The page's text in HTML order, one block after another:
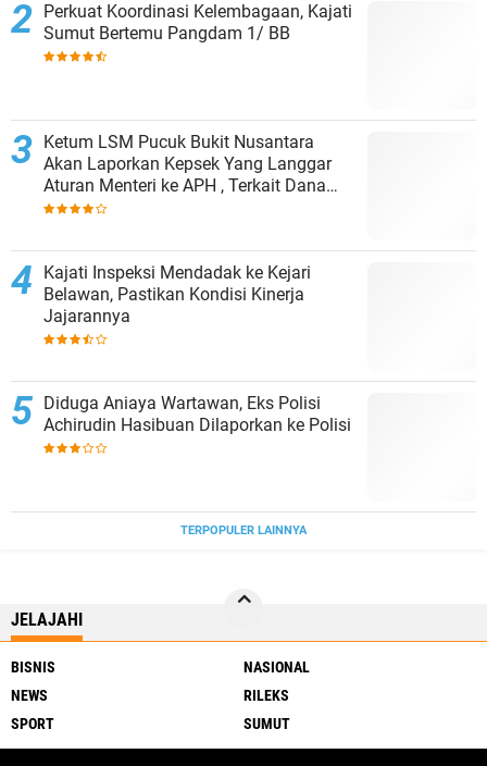
Perkuat Koordinasi Kelembagaan, Kajati
Sumut Bertemu Pangdam 1/ BB
Ketum LSM Pucuk Bukit Nusantara
Akan Laporkan Kepsek Yang Langgar
Aturan Menteri ke APH , Terkait Dana
Revitalisasi Sekolah
Kajati Inspeksi Mendadak ke Kejari
Belawan, Pastikan Kondisi Kinerja
Jajarannya
Diduga Aniaya Wartawan, Eks Polisi
Achirudin Hasibuan Dilaporkan ke Polisi
TERPOPULER LAINNYA
JELAJAHI
BISNIS
NASIONAL
NEWS
RILEKS
SPORT
SUMUT